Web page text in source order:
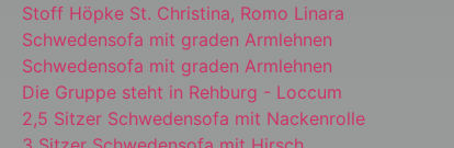
Stoff Höpke St. Christina, Romo Linara
Schwedensofa mit graden Armlehnen
Schwedensofa mit graden Armlehnen
Die Gruppe steht in Rehburg - Loccum
2,5 Sitzer Schwedensofa mit Nackenrolle